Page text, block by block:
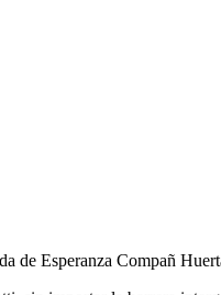
de Esperanza Compañ